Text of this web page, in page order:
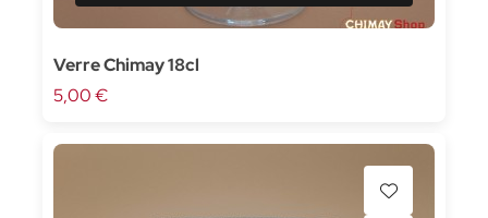
Verre Chimay 18cl
5,00 €